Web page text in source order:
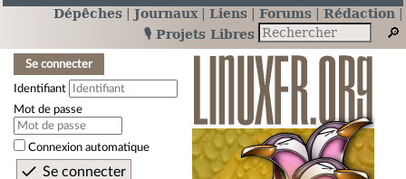
Dépêches Journaux Liens Forums
Rédaction
🎙️ Projets Libres
Se connecter
Identifiant
Mot de passe
Connexion automatique